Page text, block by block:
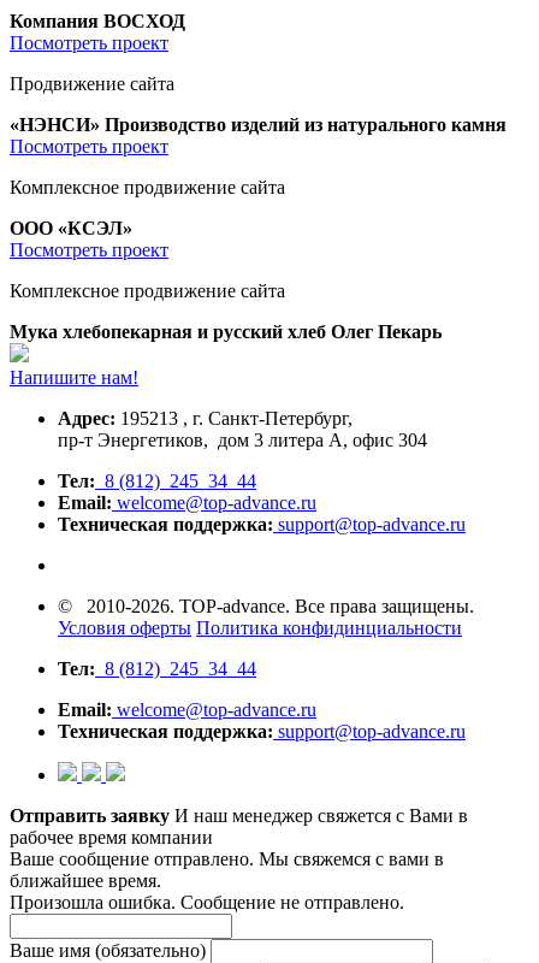
Компания ВОСХОД
Посмотреть проект
Продвижение сайта
«НЭНСИ» Производство изделий из натурального камня
Посмотреть проект
Комплексное продвижение сайта
ООО «КСЭЛ»
Посмотреть проект
Комплексное продвижение сайта
Мука хлебопекарная и русский хлеб Олег Пекарь
Напишите нам!
Адрес: 195213 , г. Санкт-Петербург,
пр-т Энергетиков, дом 3 литера А, офис 304
Тел: 8 (812) 245 34 44
Email: welcome@top-advance.ru
Техническая поддержка: support@top-advance.ru
© 2010-2026. TOP-advance. Все права защищены.
Условия оферты Политика конфидинциальности
Тел: 8 (812) 245 34 44
Email: welcome@top-advance.ru
Техническая поддержка: support@top-advance.ru
Отправить заявку И наш менеджер свяжется с Вами в
рабочее время компании
Ваше сообщение отправлено. Мы свяжемся с вами в
ближайшее время.
Произошла ошибка. Сообщение не отправлено.
Ваше имя (обязательно)